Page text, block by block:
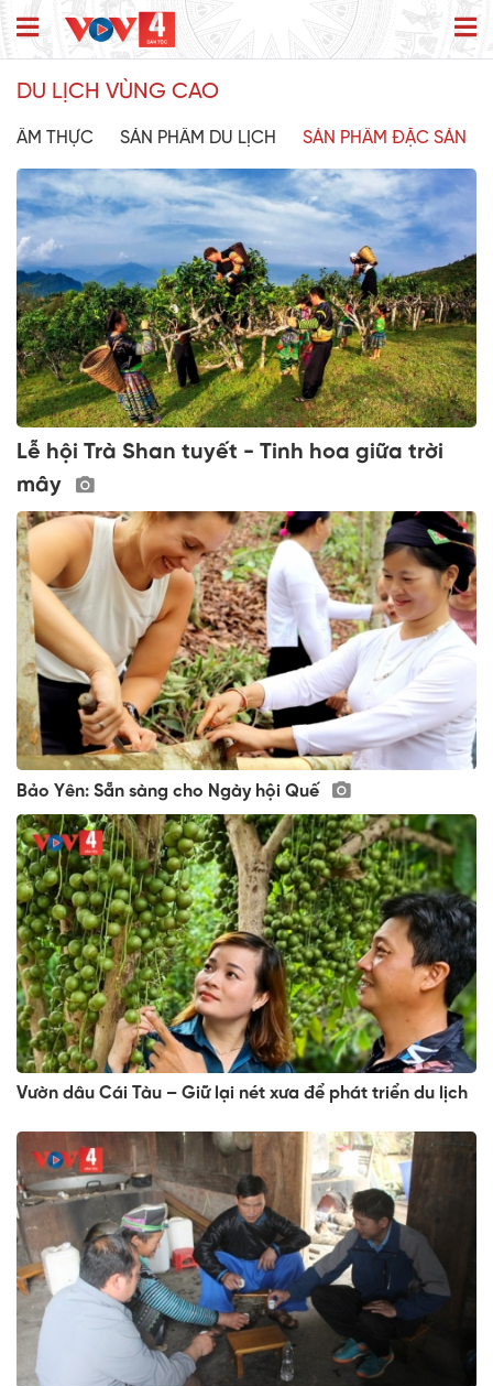
DU LỊCH VÙNG CAO
ẨM THỰC SẢN PHẨM DU LỊCH SẢN PHẨM ĐẶC SẢN
Lễ hội Trà Shan tuyết - Tinh hoa giữa trời
mây
Bảo Yên: Sẵn sàng cho Ngày hội Quế
Vườn dâu Cái Tàu – Giữ lại nét xưa để phát triển du lịch